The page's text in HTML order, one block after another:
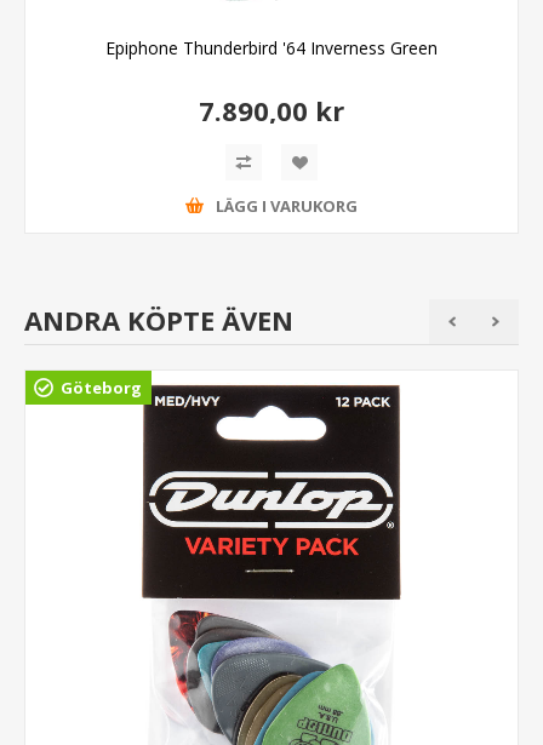
Epiphone Thunderbird '64 Inverness Green
7.890,00 kr
LÄGG I VARUKORG
ANDRA KÖPTE ÄVEN
Göteborg